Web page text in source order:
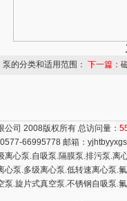
泵的分类和适用范围： 下一篇：
公司 2008版权所有 总访问量：
66995778 邮箱：
心泵.自吸泵.隔膜泵.排污泵.
泵.多级离心泵.低转速离心泵
泵.旋片式真空泵.不锈钢自吸泵.